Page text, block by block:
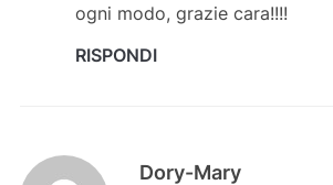
ogni modo, grazie cara!!!!
RISPONDI
Dory-Mary